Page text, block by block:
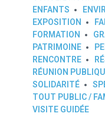
ENFANTS
EXPOSITION
FORMATION
PATRIMOINE
RENCONTRE
RÉUNION
SOLIDARITÉ
TOUT PUBLIC /
VISITE GUIDÉE